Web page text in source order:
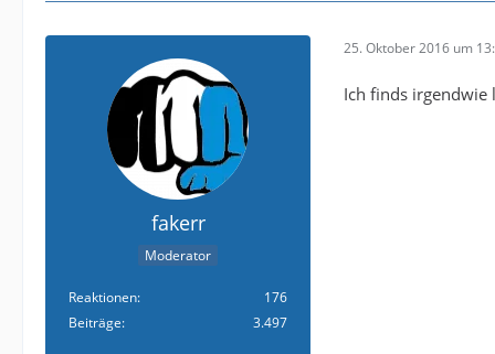
fakerr
Moderator
Reaktionen
176
Beiträge
3.497
25. Oktober 2016 um
Ich finds irgendwie